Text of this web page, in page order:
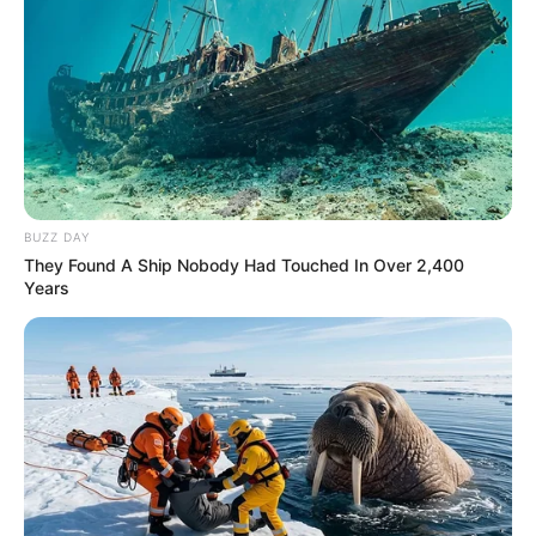
Pintura em Tecido
Sabonete artesanal
Artesanato com Garrafa Pet
Revista Artesanato - 18.079.935/0001-70 FBO Negócios de
Treinamento e Marketing Digital Av. Cristiano Machado, 2940 -
sala 602 - União - Belo Horizonte / MG
BUZZ DAY
They Found A Ship Nobody Had Touched In Over 2,400
Years